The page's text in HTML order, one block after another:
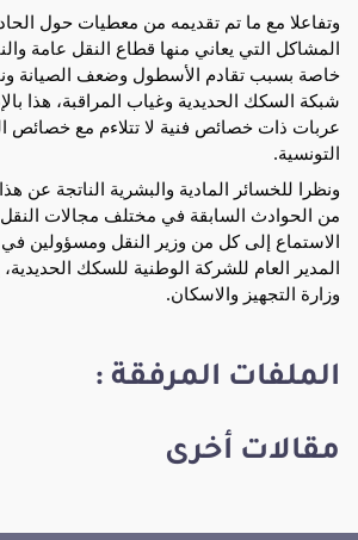
وتفاعلا مع ما تم تقديمه من معطيات حول
المشاكل التي يعاني منها قطاع النقل عامة
خاصة بسبب تقادم الأسطول وضعف الصيانة
شبكة السكك الحديدية وغياب المراقبة، هذا
عربات ذات خصائص فنية لا تتلاءم مع خصائص
التونسية.
ونظرا للخسائر المادية والبشرية الناتجة عن
من الحوادث السابقة في مختلف مجالات
الاستماع إلى كل من وزير النقل ومسؤولين في
المدير العام للشركة الوطنية للسكك
وزارة التجهيز والاسكان.
الملفات المرفقة :
مقالات أخرى